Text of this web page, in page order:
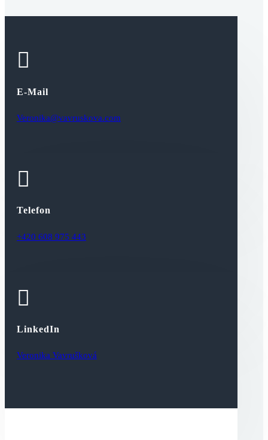

E-Mail
Veronika@vavruskova.com

Telefon
+420 608 975 443

LinkedIn
Veronika Vavrušková